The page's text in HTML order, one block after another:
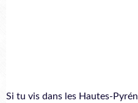
Si tu vis dans les Hautes-